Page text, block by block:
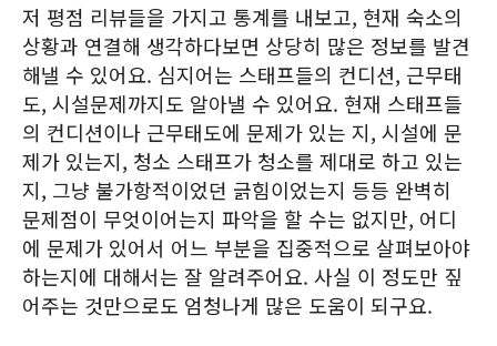
저 평점 리뷰들을 가지고 통계를 내보고, 현재 숙소의
상황과 연결해 생각하다보면 상당히 많은 정보를 발견
해낼 수 있어요. 심지어는 스태프들의 컨디션, 근무태
도, 시설문제까지도 알아낼 수 있어요. 현재 스태프들
의 컨디션이나 근무태도에 문제가 있는 지, 시설에 문
제가 있는지, 청소 스태프가 청소를 제대로 하고 있는
지, 그냥 불가항적이었던 긁힘이었는지 등등 완벽히
문제점이 무엇이어는지 파악을 할 수는 없지만, 어디
에 문제가 있어서 어느 부분을 집중적으로 살펴보아야
하는지에 대해서는 잘 알려주어요. 사실 이 정도만 짚
어주는 것만으로도 엄청나게 많은 도움이 되구요.